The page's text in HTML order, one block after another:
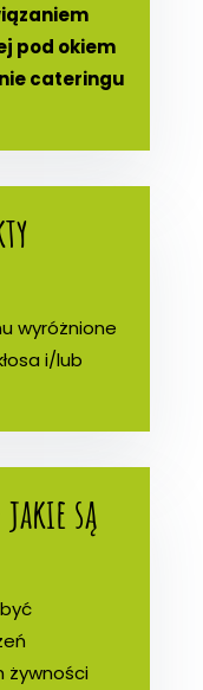
pod okiem
cateringu
wyróżnione
i/lub
są
żywności